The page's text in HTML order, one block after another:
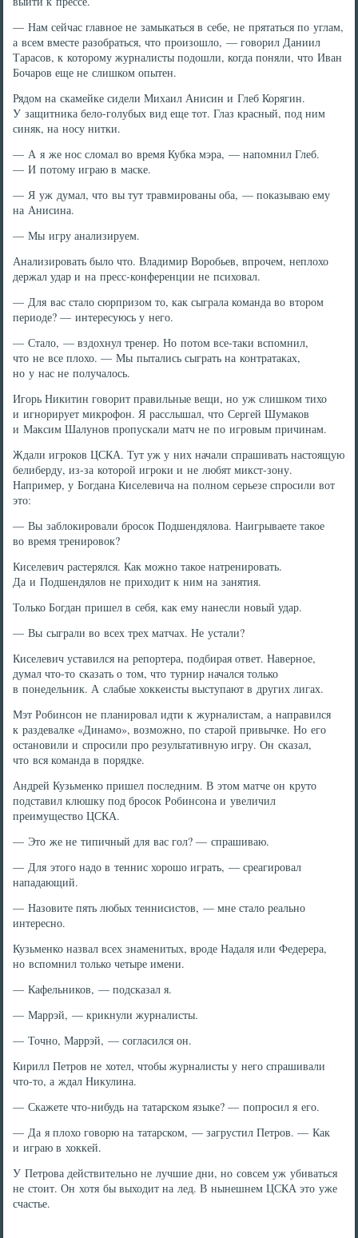
— Нам сейчас главное не замыкаться в себе, не прятаться по углам,
а всем вместе разобраться, что произошло, — говорил Даниил
Тарасов, к которому журналисты подошли, когда поняли, что Иван
Бочаров еще не слишком опытен.
Рядом на скамейке сидели Михаил Анисин и Глеб Корягин.
У защитника бело-голубых вид еще тот. Глаз красный, под ним
синяк, на носу нитки.
— А я же нос сломал во время Кубка мэра, — напомнил Глеб.
— И потому играю в маске.
— Я уж думал, что вы тут травмированы оба, — показываю ему
на Анисина.
— Мы игру анализируем.
Анализировать было что. Владимир Воробьев, впрочем, неплохо
держал удар и на пресс-конференции не психовал.
— Для вас стало сюрпризом то, как сыграла команда во втором
периоде? — интересуюсь у него.
— Стало, — вздохнул тренер. Но потом все-таки вспомнил,
что не все плохо. — Мы пытались сыграть на контратаках,
но у нас не получалось.
Игорь Никитин говорит правильные вещи, но уж слишком тихо
и игнорирует микрофон. Я расслышал, что Сергей Шумаков
и Максим Шалунов пропускали матч не по игровым причинам.
Ждали игроков ЦСКА. Тут уж у них начали спрашивать настоящую
белиберду, из-за которой игроки и не любят микст-зону.
Например, у Богдана Киселевича на полном серьезе спросили вот
это:
— Вы заблокировали бросок Подшендялова. Наигрываете такое
во время тренировок?
Киселевич растерялся. Как можно такое натренировать.
Да и Подшендялов не приходит к ним на занятия.
Только Богдан пришел в себя, как ему нанесли новый удар.
— Вы сыграли во всех трех матчах. Не устали?
Киселевич уставился на репортера, подбирая ответ. Наверное,
думал что-то сказать о том, что турнир начался только
в понедельник. А слабые хоккеисты выступают в других лигах.
Мэт Робинсон не планировал идти к журналистам, а направился
к раздевалке «Динамо», возможно, по старой привычке. Но его
остановили и спросили про результативную игру. Он сказал,
что вся команда в порядке.
Андрей Кузьменко пришел последним. В этом матче он круто
подставил клюшку под бросок Робинсона и увеличил
преимущество ЦСКА.
— Это же не типичный для вас гол? — спрашиваю.
— Для этого надо в теннис хорошо играть, — среагировал
нападающий.
— Назовите пять любых теннисистов, — мне стало реально
интересно.
Кузьменко назвал всех знаменитых, вроде Надаля или Федерера,
но вспомнил только четыре имени.
— Кафельников, — подсказал я.
— Маррэй, — крикнули журналисты.
— Точно, Маррэй, — согласился он.
Кирилл Петров не хотел, чтобы журналисты у него спрашивали
что-то, а ждал Никулина.
— Скажете что-нибудь на татарском языке? — попросил я его.
— Да я плохо говорю на татарском, — загрустил Петров. — Как
и играю в хоккей.
У Петрова действительно не лучшие дни, но совсем уж убиваться
не стоит. Он хотя бы выходит на лед. В нынешнем ЦСКА это уже
счастье.